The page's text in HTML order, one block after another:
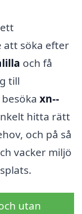
att söka efter
och få
till
xn--
hitta rätt
och på så
vacker miljö
utan